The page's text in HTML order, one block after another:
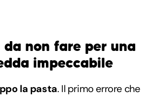
non fare per una
impeccabile
la pasta. Il primo errore che